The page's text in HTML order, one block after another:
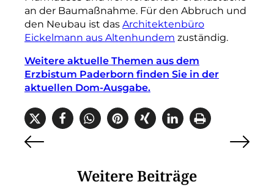
an der Baumaßnahme. Für den Abbruch und
den Neubau ist das Architektenbüro
Eickelmann aus Altenhundem zuständig.
Weitere aktuelle Themen aus dem
Erzbistum Paderborn finden Sie in der
aktuellen Dom-Ausgabe.
Weitere Beiträge